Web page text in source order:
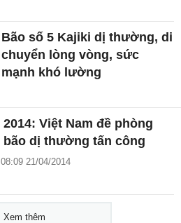
Bão số 5 Kajiki dị thường, di
chuyển lòng vòng, sức
mạnh khó lường
2014: Việt Nam đề phòng
bão dị thường tấn công
08:09 21/04/2014
Xem thêm